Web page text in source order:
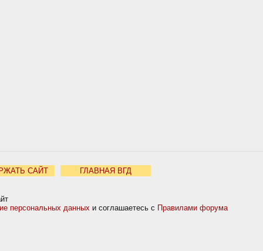
САЙТ
ГЛАВНАЯ ВГД
персональных данных и соглашаетесь с Правилами форума